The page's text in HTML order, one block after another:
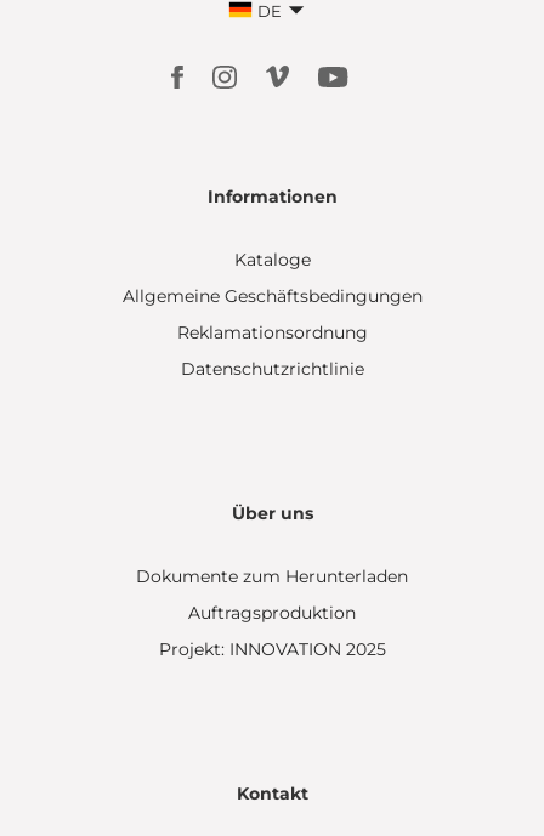
DE
Informationen
Kataloge
Allgemeine Geschäftsbedingungen
Reklamationsordnung
Datenschutzrichtlinie
Über uns
Dokumente zum Herunterladen
Auftragsproduktion
Projekt: INNOVATION 2025
Kontakt